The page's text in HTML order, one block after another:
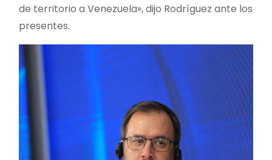
de territorio a Venezuela», dijo Rodríguez ante los
presentes.